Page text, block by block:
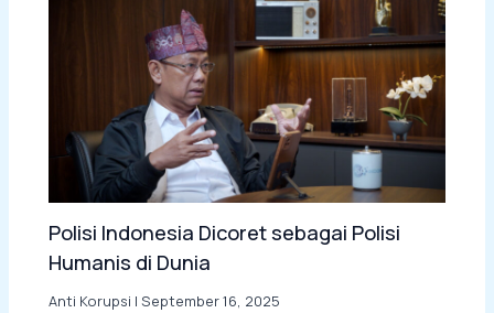
Polisi Indonesia Dicoret sebagai Polisi
Humanis di Dunia
Anti Korupsi |September 16, 2025